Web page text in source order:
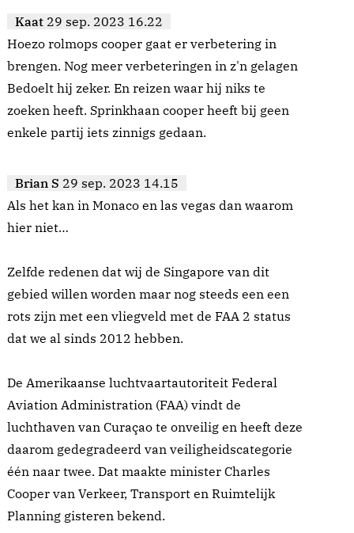
Kaat 29 sep. 2023 16.22
Hoezo rolmops cooper gaat er verbetering in
brengen. Nog meer verbeteringen in z'n gelagen
Bedoelt hij zeker. En reizen waar hij niks te
zoeken heeft. Sprinkhaan cooper heeft bij geen
enkele partij iets zinnigs gedaan.
Brian S 29 sep. 2023 14.15
Als het kan in Monaco en las vegas dan waarom
hier niet…
Zelfde redenen dat wij de Singapore van dit
gebied willen worden maar nog steeds een een
rots zijn met een vliegveld met de FAA 2 status
dat we al sinds 2012 hebben.
De Amerikaanse luchtvaartautoriteit Federal
Aviation Administration (FAA) vindt de
luchthaven van Curaçao te onveilig en heeft deze
daarom gedegradeerd van veiligheidscategorie
één naar twee. Dat maakte minister Charles
Cooper van Verkeer, Transport en Ruimtelijk
Planning gisteren bekend.